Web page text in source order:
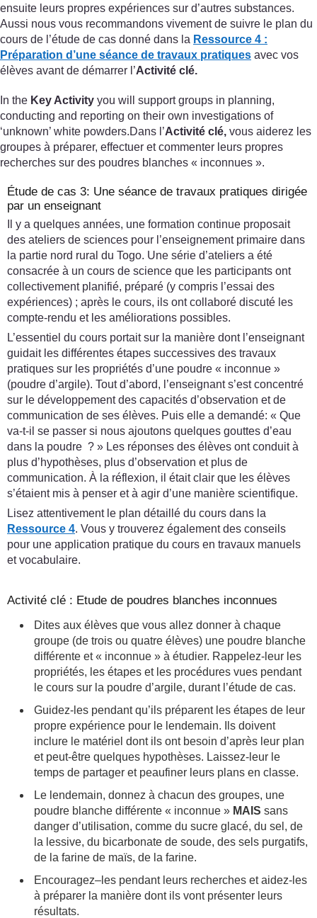
ensuite leurs propres expériences sur d’autres substances.
Aussi nous vous recommandons vivement de suivre le plan du
cours de l’étude de cas donné dans la Ressource 4 :
Préparation d’une séance de travaux pratiques avec vos
élèves avant de démarrer l’Activité clé.
In the Key Activity you will support groups in planning,
conducting and reporting on their own investigations of
‘unknown’ white powders.Dans l’Activité clé, vous aiderez les
groupes à préparer, effectuer et commenter leurs propres
recherches sur des poudres blanches « inconnues ».
Étude de cas 3: Une séance de travaux pratiques dirigée
par un enseignant
Il y a quelques années, une formation continue proposait
des ateliers de sciences pour l’enseignement primaire dans
la partie nord rural du Togo. Une série d’ateliers a été
consacrée à un cours de science que les participants ont
collectivement planifié, préparé (y compris l’essai des
expériences) ; après le cours, ils ont collaboré discuté les
compte-rendu et les améliorations possibles.
L’essentiel du cours portait sur la manière dont l’enseignant
guidait les différentes étapes successives des travaux
pratiques sur les propriétés d’une poudre « inconnue »
(poudre d’argile). Tout d’abord, l’enseignant s’est concentré
sur le développement des capacités d’observation et de
communication de ses élèves. Puis elle a demandé: « Que
va-t-il se passer si nous ajoutons quelques gouttes d’eau
dans la poudre ? » Les réponses des élèves ont conduit à
plus d’hypothèses, plus d’observation et plus de
communication. À la réflexion, il était clair que les élèves
s’étaient mis à penser et à agir d’une manière scientifique.
Lisez attentivement le plan détaillé du cours dans la
Ressource 4. Vous y trouverez également des conseils
pour une application pratique du cours en travaux manuels
et vocabulaire.
Activité clé : Etude de poudres blanches inconnues
Dites aux élèves que vous allez donner à chaque
groupe (de trois ou quatre élèves) une poudre blanche
différente et « inconnue » à étudier. Rappelez-leur les
propriétés, les étapes et les procédures vues pendant
le cours sur la poudre d’argile, durant l’étude de cas.
Guidez-les pendant qu’ils préparent les étapes de leur
propre expérience pour le lendemain. Ils doivent
inclure le matériel dont ils ont besoin d’après leur plan
et peut-être quelques hypothèses. Laissez-leur le
temps de partager et peaufiner leurs plans en classe.
Le lendemain, donnez à chacun des groupes, une
poudre blanche différente « inconnue » MAIS sans
danger d’utilisation, comme du sucre glacé, du sel, de
la lessive, du bicarbonate de soude, des sels purgatifs,
de la farine de maïs, de la farine.
Encouragez–les pendant leurs recherches et aidez-les
à préparer la manière dont ils vont présenter leurs
résultats.